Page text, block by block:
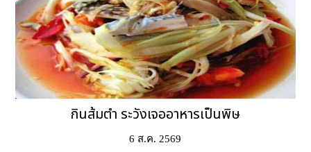
กินส้มตำ ระวังเจออาหารเป็นพิษ
6 ส.ค. 2569